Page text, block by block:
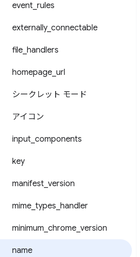
event rules
externally_ connectable
file handlers
homepage url
シークレット モード
アイコン
input components
key
manifest version
mime types handler
minimum chrome version
name